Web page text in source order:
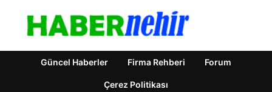
Güncel Haberler Firma Rehberi Forum
Çerez Politikası